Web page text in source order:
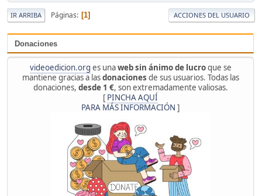
Donaciones
videoedicion.org es unaweb sin ánimo de lucroque se
mantiene gracias a lasdonaciones de sus usuarios. Todas las
donaciones, desde 1 €, son extremadamente valiosas.
[ PINCHA AQUÍ
PARA MÁS INFORMACIÓN ]
IR ARRIBA Páginas 1 ACCIONES DEL USUARIO